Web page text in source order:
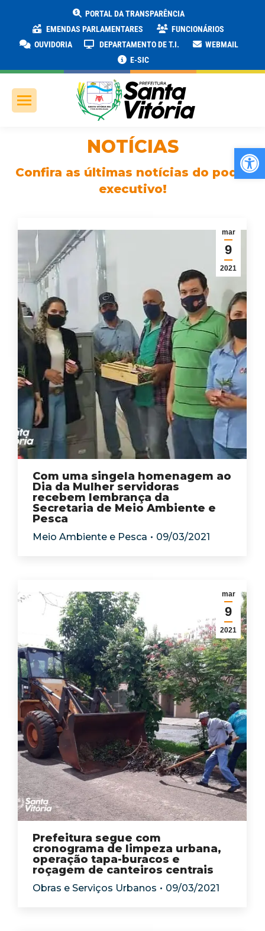
PORTAL DA TRANSPARÊNCIA
EMENDAS PARLAMENTARES
FUNCIONÁRIOS
OUVIDORIA
DEPARTAMENTO DE T.I.
WEBMAIL
E-SIC
NOTÍCIAS
Confira as últimas notícias do poder
executivo!
mar
9
2021
Com uma singela homenagem ao
Dia da Mulher servidoras
recebem lembrança da
Secretaria de Meio Ambiente e
Pesca
Meio Ambiente e Pesca 09/03/2021
mar
9
2021
Prefeitura segue com
cronograma de limpeza urbana,
operação tapa-buracos e
roçagem de canteiros centrais
Obras e Serviços Urbanos 09/03/2021